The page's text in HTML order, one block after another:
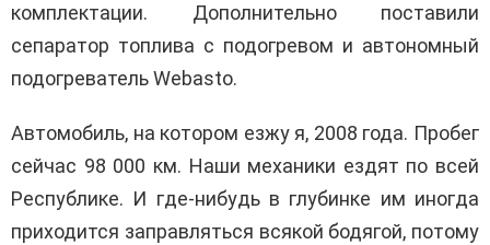
комплектации. Дополнительно поставили
сепаратор топлива с подогревом и автономный
подогреватель Webasto.
Автомобиль, на котором езжу я, 2008 года. Пробег
сейчас 98 000 км. Наши механики ездят по всей
Республике. И где-нибудь в глубинке им иногда
приходится заправляться всякой бодягой, потому